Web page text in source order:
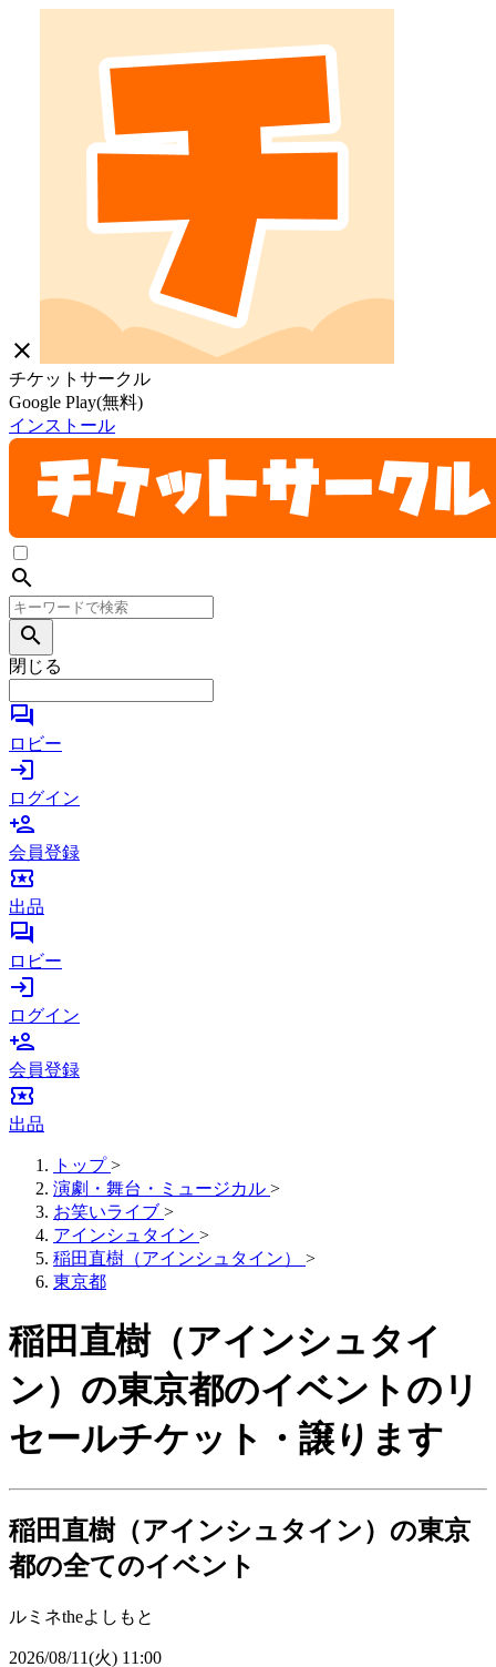
close
チケットサークル
Google Play(無料)
インストール
search
search
閉じる
forum
ロビー
login
ログイン
person_add
会員登録
local_activity
出品
forum
ロビー
login
ログイン
person_add
会員登録
local_activity
出品
トップ >
演劇・舞台・ミュージカル >
お笑いライブ >
アインシュタイン >
稲田直樹（アインシュタイン）
>
東京都
稲田直樹（アインシュタイ
ン）の東京都のイベントのリ
セールチケット・譲ります
稲田直樹（アインシュタイン）の東京
都の全てのイベント
ルミネtheよしもと
2026/08/11(火) 11:00